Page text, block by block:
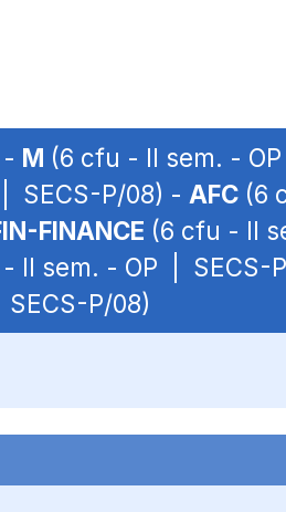
M (6 cfu - II sem. -
SECS-P/08) - AFC (6
FINANCE (6 cfu - II
II sem. - OP | SECS-
P/08)